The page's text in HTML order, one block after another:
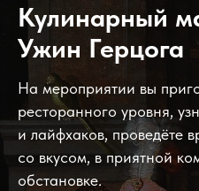
Кулинарный
Ужин Герцога
На мероприятии вы
ресторанного уровня,
и лайфхаков, проведёте
со вкусом, в приятной
обстановке.